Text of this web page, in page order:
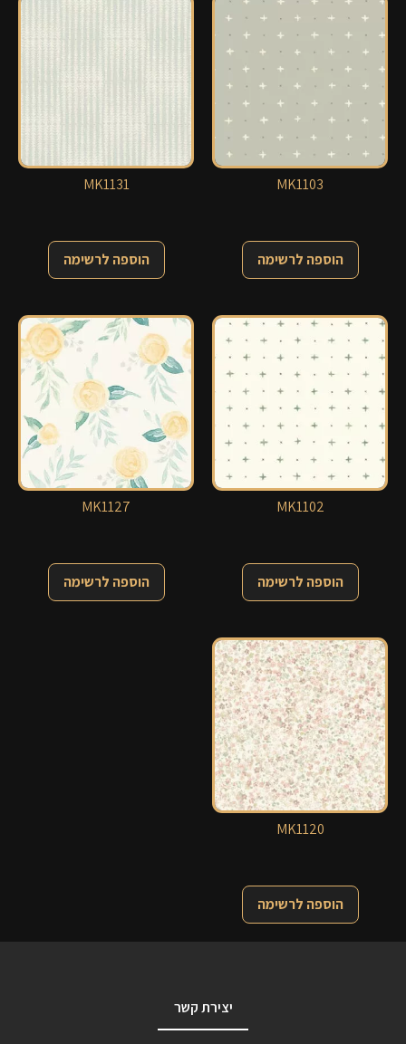
MK1103
הוספה לרשימה
MK1131
הוספה לרשימה
MK1102
הוספה לרשימה
MK1127
הוספה לרשימה
MK1120
הוספה לרשימה
יצירת קשר